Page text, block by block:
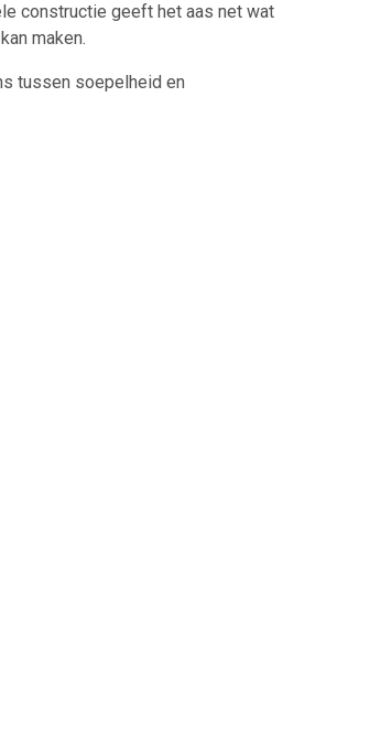
constructie geeft het aas net wat
maken.
tussen soepelheid en